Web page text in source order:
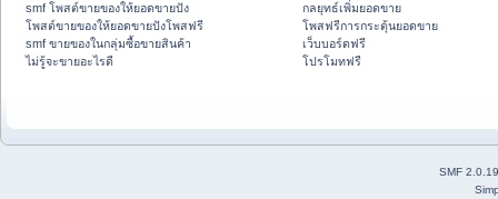
smf โพสต์ขายของให้ยอดขายปัง
โพสต์ขายของให้ยอดขายปังโพสฟรี
smf ขายของในกลุ่มซื้อขายสินค้า
ไม่รู้จะขายอะไรดี
กลยุทธ์เพิ่มยอดขาย
โพสฟรีการกระตุ้นยอดขาย
เว็บบอร์ดฟรี
โปรโมทฟรี
SMF 2.0.19